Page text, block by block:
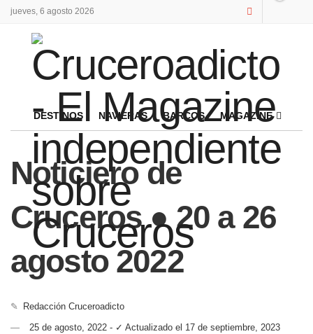
jueves, 6 agosto 2026
DESTINOS NAVIERAS BARCOS MAGAZINE
Noticiero de
Cruceros ● 20 a 26
agosto 2022
✎
Redacción Cruceroadicto
25 de agosto, 2022 - ✓ Actualizado el 17 de septiembre, 2023